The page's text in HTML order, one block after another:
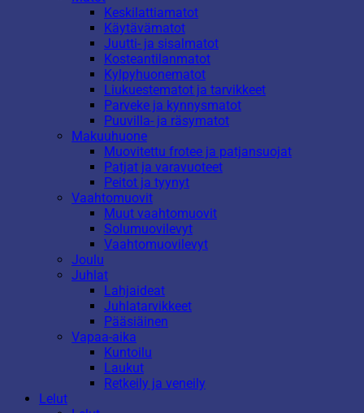
Keskilattiamatot
Käytävämatot
Juutti- ja sisalmatot
Kosteantilanmatot
Kylpyhuonematot
Liukuestematot ja tarvikkeet
Parveke ja kynnysmatot
Puuvilla- ja räsymatot
Makuuhuone
Muovitettu frotee ja patjansuojat
Patjat ja varavuoteet
Peitot ja tyynyt
Vaahtomuovit
Muut vaahtomuovit
Solumuovilevyt
Vaahtomuovilevyt
Joulu
Juhlat
Lahjaideat
Juhlatarvikkeet
Pääsiäinen
Vapaa-aika
Kuntoilu
Laukut
Retkeily ja veneily
Lelut